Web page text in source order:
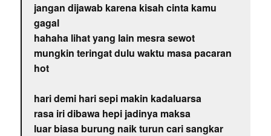
jangan dijawab karena kisah cinta kamu
gagal
hahaha lihat yang lain mesra sewot
mungkin teringat dulu waktu masa pacaran
hot
hari demi hari sepi makin kadaluarsa
rasa iri dibawa hepi jadinya maksa
luar biasa burung naik turun cari sangkar